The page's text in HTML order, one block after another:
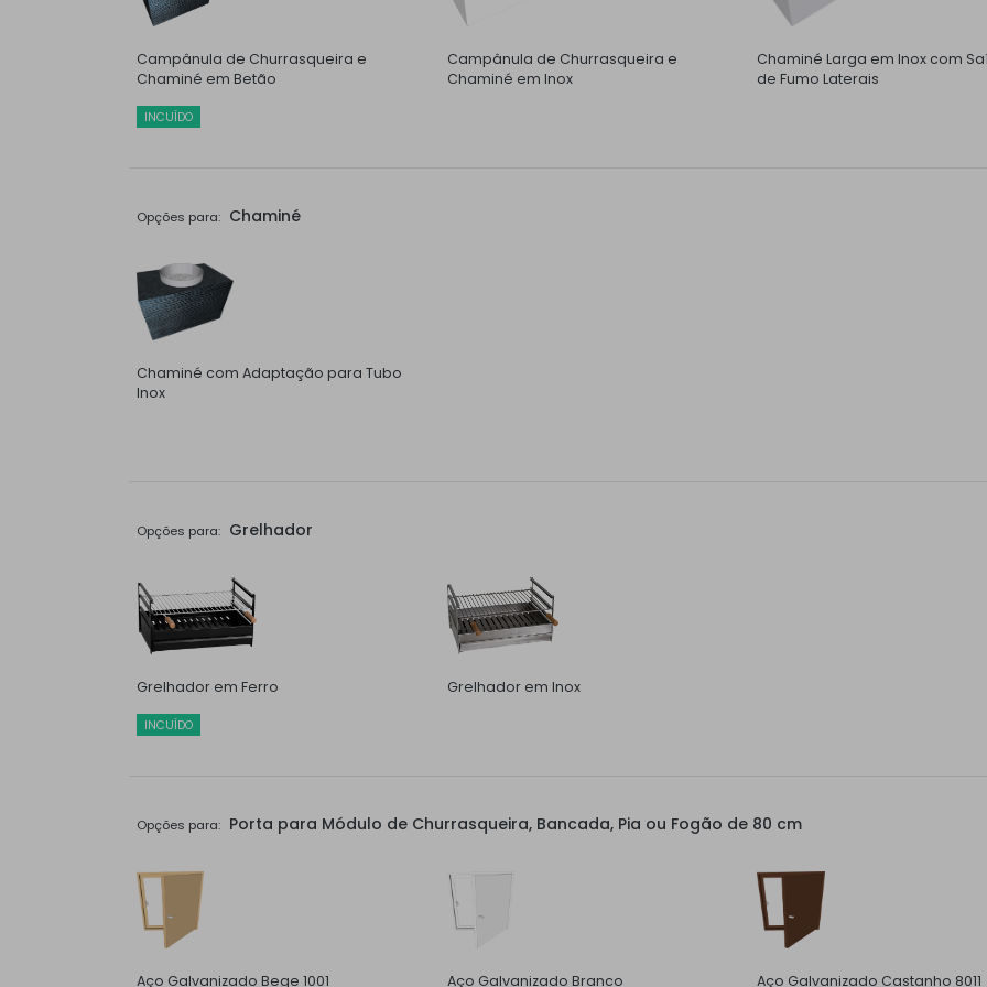
Campânula de Churrasqueira e
Chaminé em Betão
INCUÍDO
Campânula de Churrasqueira e
Chaminé em Inox
Chaminé Larga em Inox com
de Fumo Laterais
Opções para: Chaminé
Chaminé com Adaptação para Tubo
Inox
Opções para: Grelhador
Grelhador em Ferro
INCUÍDO
Grelhador em Inox
Opções para: Porta para Módulo de Churrasqueira, Bancada, Pia ou Fogão de 80 cm
Aço Galvanizado Bege 1001 Aço Galvanizado Branco Aço Galvanizado Castanho 8011